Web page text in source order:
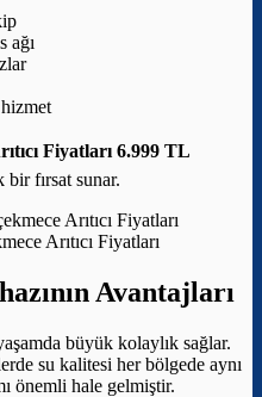
ağı
Fiyatları 6.999 TL
bir fırsat sunar.
Arıtıcı Fiyatları
Avantajları
büyük kolaylık sağlar.
su kalitesi her bölgede aynı
önemli hale gelmiştir.